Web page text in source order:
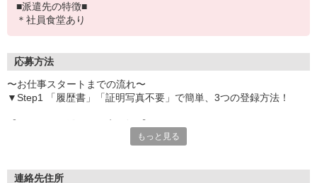
■派遣先の特徴■
＊社員食堂あり
応募方法
〜お仕事スタートまでの流れ〜
▼Step1 「履歴書」「証明写真不要」で簡単、3つの登録方法！
いつでも好きな時間に登録OK
受付時間/平日9:00〜19:00
もっと見る
連絡先住所